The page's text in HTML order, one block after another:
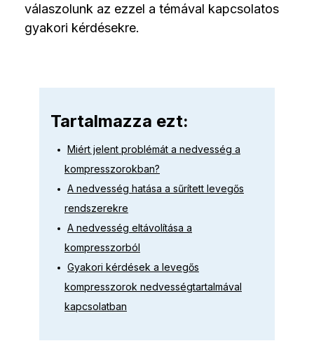
válaszolunk az ezzel a témával kapcsolatos
gyakori kérdésekre.
Tartalmazza ezt:
Miért jelent problémát a nedvesség a
kompresszorokban?
A nedvesség hatása a sűrített levegős
rendszerekre
A nedvesség eltávolítása a
kompresszorból
Gyakori kérdések a levegős
kompresszorok nedvességtartalmával
kapcsolatban